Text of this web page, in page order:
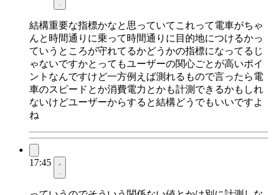
結構重要な指標かなと思っていてこれって電車がちゃ
んと時間通りに乗って時間通りに目的地につけるかっ
ていうところが守れてるかどうかの指標になってるじ
ゃないですかとってもユーザーの関心ごとが高いポイ
ントなんですけど一方例えば測れるもので言ったら電
車のスピードとか消費電力とかも計測できるかもしれ
ないけどユーザーからすると結構どうでもいいですよ
ね
17:45